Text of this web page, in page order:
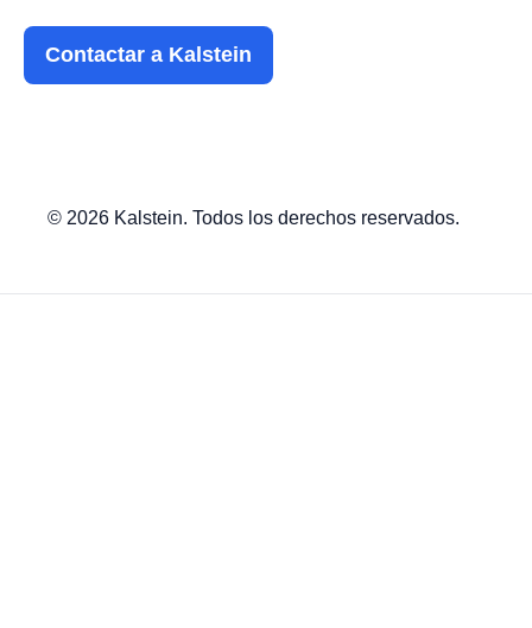
Contactar a Kalstein
© 2026 Kalstein. Todos los derechos reservados.